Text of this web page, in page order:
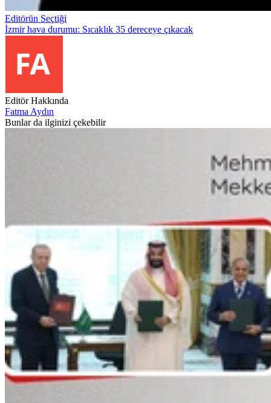
Editörün Seçtiği
İzmir hava durumu: Sıcaklık 35 dereceye çıkacak
Editör Hakkında
Fatma Aydın
Bunlar da ilginizi çekebilir